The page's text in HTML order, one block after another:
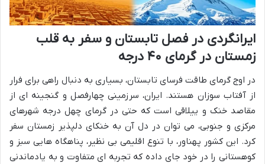
ایرانگردی در فصل تابستان و سفر به قلب
زمستان در گرمای ۴۰ درجه
در اوج گرمای طاقت فرسای تابستان، بسیاری به دنبال راهی برای فرار
از آفتاب سوزان هستند. ایران، سرزمینی چهارفصل و گنجینه ای از
مقاصد خنک و ییلاقی است که حتی در گرمای چهل درجه شهرهای
مرکزی و جنوبی، می توان در دل آن به خنکای دلپذیر زمستان سفر
کرد. این کشور پهناور، با تنوع اقلیمی بی نظیر، پناهگاه هایی سبز و
کوهستانی را در خود جای داده که تجربه ای متفاوت و به یادماندنی